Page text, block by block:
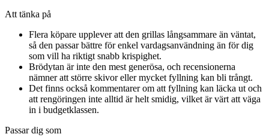
Att tänka på
Flera köpare upplever att den grillas långsammare än väntat,
så den passar bättre för enkel vardagsanvändning än för dig
som vill ha riktigt snabb krispighet.
Brödytan är inte den mest generösa, och recensionerna
nämner att större skivor eller mycket fyllning kan bli trångt.
Det finns också kommentarer om att fyllning kan läcka ut och
att rengöringen inte alltid är helt smidig, vilket är värt att väga
in i budgetklassen.
Passar dig som